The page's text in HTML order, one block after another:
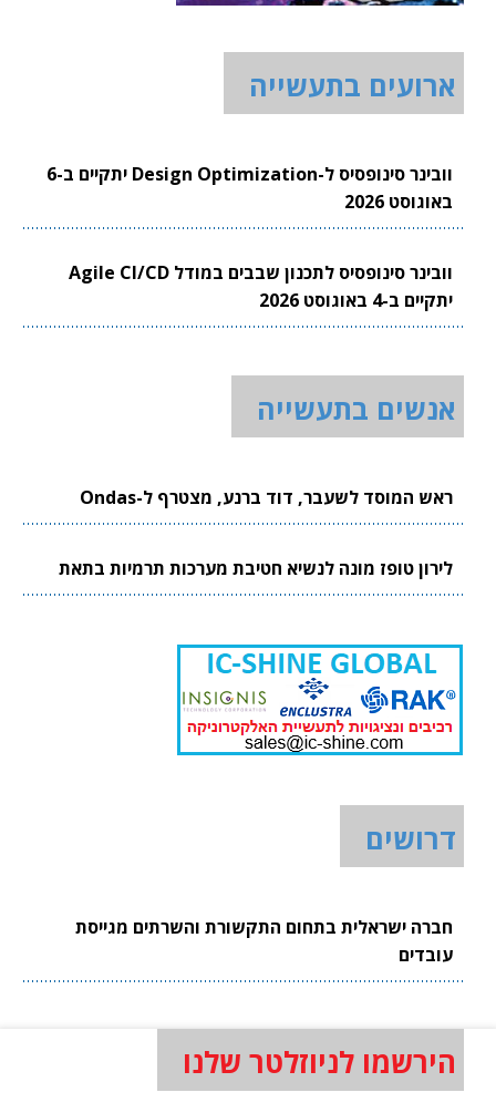
ארועים בתעשייה
וובינר סינופסיס ל-Design Optimization יתקיים ב-6
באוגוסט 2026
וובינר סינופסיס לתכנון שבבים במודל Agile CI/CD
יתקיים ב-4 באוגוסט 2026
אנשים בתעשייה
ראש המוסד לשעבר, דוד ברנע, מצטרף ל-Ondas
לירון טופז מונה לנשיא חטיבת מערכות תרמיות בתאת
דרושים
חברה ישראלית בתחום התקשורת והשרתים מגייסת
עובדים
הירשמו לניוזלטר שלנו